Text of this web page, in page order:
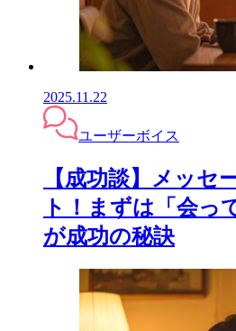
2025.11.22
ユーザーボイス
【成功談】メッセ
ト！まずは「会っ
が成功の秘訣